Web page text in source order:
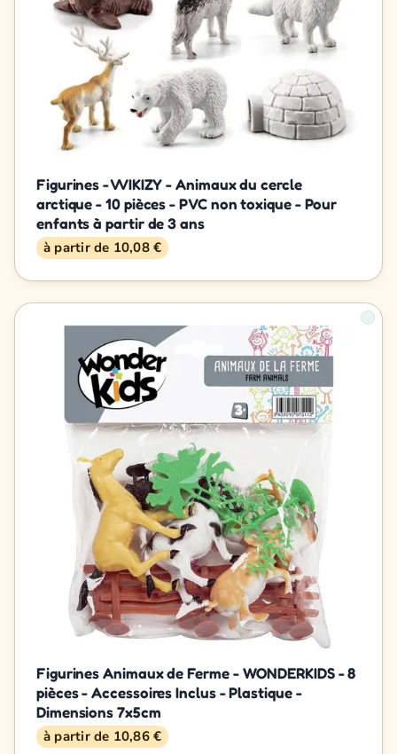
Figurines - VVIKIZY - Animaux du cercle
arctique - 10 pièces - PVC non toxique - Pour
enfants à partir de 3 ans
à partir de 10,08 €
Figurines Animaux de Ferme - WONDERKIDS - 8
pièces - Accessoires Inclus - Plastique -
Dimensions 7x5cm
à partir de 10,86 €